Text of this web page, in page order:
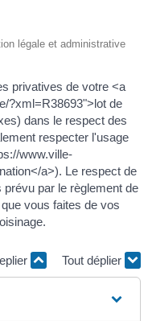
légale et administrative
privatives de votre <a
?xml=R38693">lot de
dans le respect des
respecter l'usage
www.ville-
a>). Le respect de
par le règlement de
vous faites de vos
Tout déplier